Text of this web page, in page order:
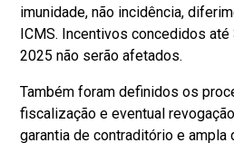
imunidade, não incidência,
ICMS. Incentivos concedidos
2025 não serão afetados.
Também foram definidos os
fiscalização e eventual
garantia de contraditório e